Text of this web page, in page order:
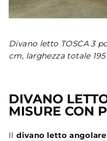
Divano letto TOSCA 3
cm, larghezza totale
DIVANO
MISURE CON
Ildivano letto angolare